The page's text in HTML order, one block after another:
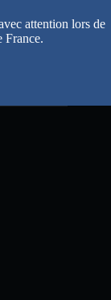
attention lors de
France.